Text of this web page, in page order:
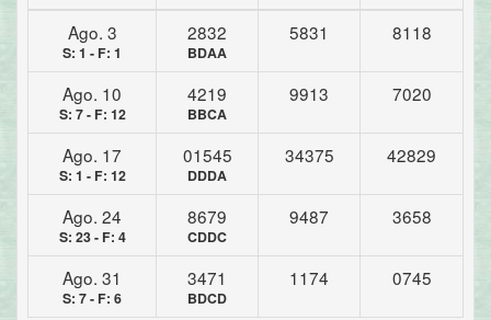
Ago. 3
S: 1 - F: 1
2832
BDAA
5831 8118
Ago. 10
S: 7 - F: 12
4219
BBCA
9913 7020
Ago. 17
S: 1 - F: 12
01545
DDDA
34375 42829
Ago. 24
S: 23 - F: 4
8679
CDDC
9487 3658
Ago. 31
S: 7 - F: 6
3471
BDCD
1174 0745